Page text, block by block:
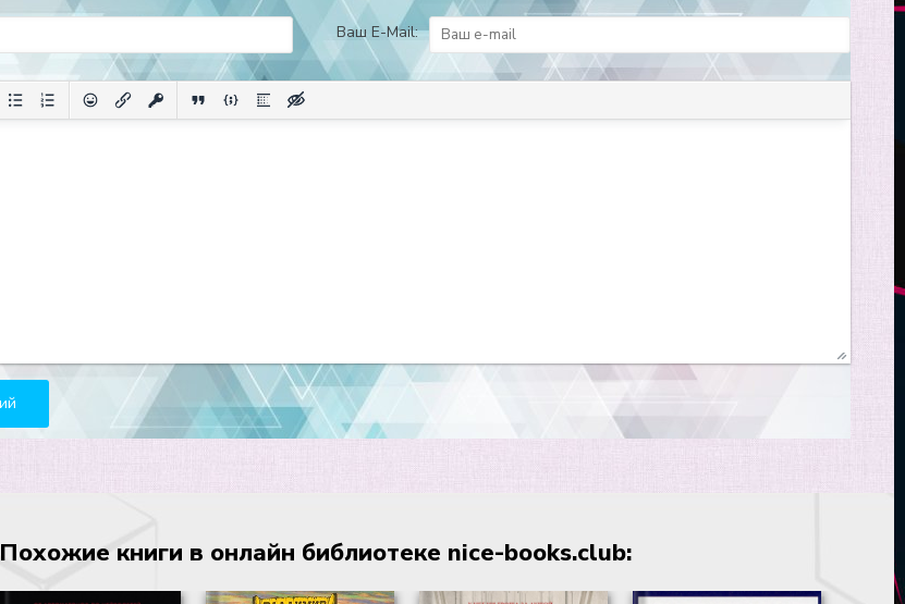
Ваш E-Mail:
Похожие книги в онлайн библиотеке nice-books.club: